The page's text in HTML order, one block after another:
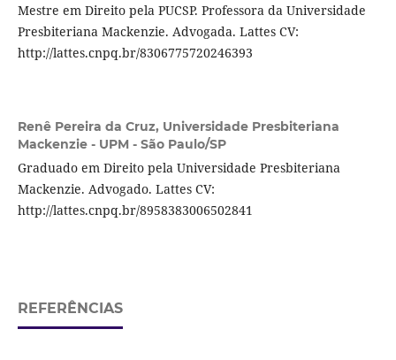
Mestre em Direito pela PUCSP. Professora da Universidade
Presbiteriana Mackenzie. Advogada. Lattes CV:
http://lattes.cnpq.br/8306775720246393
Renê Pereira da Cruz, Universidade Presbiteriana
Mackenzie - UPM - São Paulo/SP
Graduado em Direito pela Universidade Presbiteriana
Mackenzie. Advogado. Lattes CV:
http://lattes.cnpq.br/8958383006502841
REFERÊNCIAS